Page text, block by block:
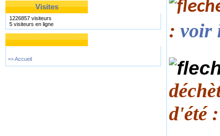
Visites
1226857 visiteurs
5 visiteurs en ligne
=> Accueil
: voir
d'été